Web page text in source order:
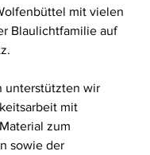
mit vielen
Blaulichtfamilie auf
unterstützten wir
mit
zum
sowie der